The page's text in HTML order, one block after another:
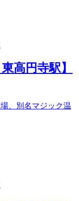
高円寺駅】
、別名マジック温